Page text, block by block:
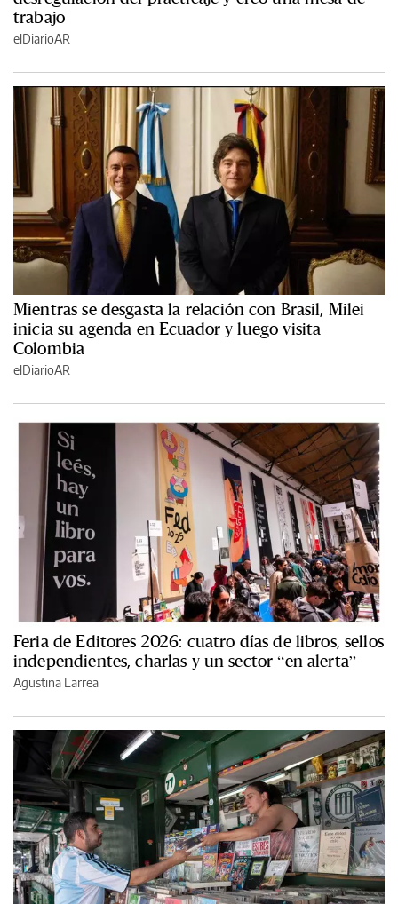
trabajo
elDiarioAR
Mientras se desgasta la relación con Brasil, Milei
inicia su agenda en Ecuador y luego visita
Colombia
elDiarioAR
Feria de Editores 2026: cuatro días de libros, sellos
independientes, charlas y un sector “en alerta”
Agustina Larrea